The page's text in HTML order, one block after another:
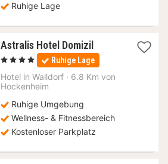
Ruhige Lage
Astralis Hotel Domizil1
Nacht
ab
155
, 4 Sterne Ruhige Lage
Hotel in Walldorf · 6.8 Km von
Hockenheim
Ruhige Umgebung
Wellness- & Fitnessbereich
Kostenloser Parkplatz